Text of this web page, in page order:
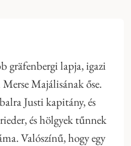
gräfenbergi lapja, igazi
Majálisának őse.
Justi kapitány, és
és hölgyek tűnnek
Valószínű, hogy egy